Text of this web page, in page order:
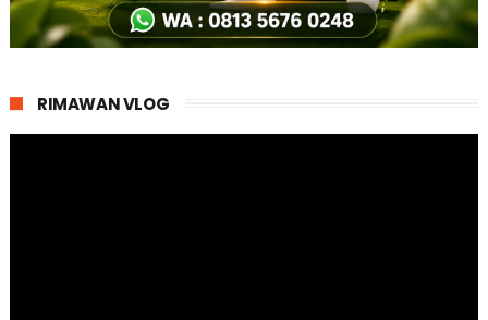
RIMAWAN VLOG